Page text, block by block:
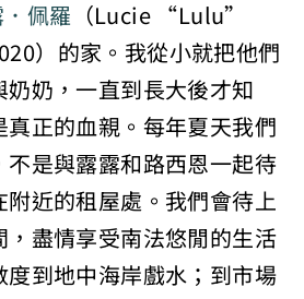
佩羅 （Lucie “Lulu”
）的家。我從小就把他們
奶，一直到長大後才知
正的血親。每年夏天我們
是與露露和路西恩一起待
近的租屋處。我們會待上
盡情享受南法悠閒的生活
到地中海岸戲水；到市場